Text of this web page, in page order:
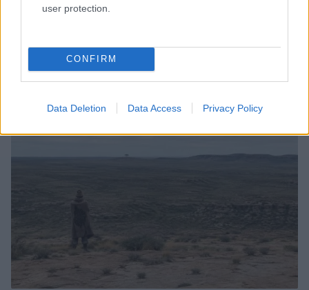
user protection.
CONFIRM
Data Deletion Data Access Privacy Policy
Sigue leyendo
MUNDO